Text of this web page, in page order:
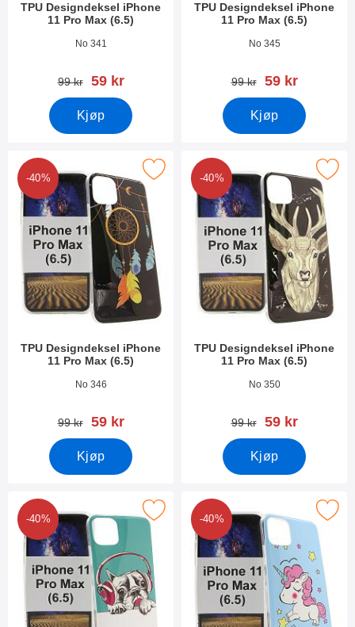
TPU Designdeksel iPhone
11 Pro Max (6.5)
Varenummer 33392
No 341
gammel pris
99 kr ny pris
59 kr
Kjøp
TPU Designdeksel iPhone
11 Pro Max (6.5)
Varenummer 33389
No 345
gammel pris
99 kr ny pris
59 kr
Kjøp
-40%
TPU Designdeksel iPhone
11 Pro Max (6.5)
Varenummer 33388
No 346
gammel pris
99 kr ny pris
59 kr
Kjøp
tPU Designdeksel iPhone 11 Pro Max (6.5) som favoritt
-40%
TPU Designdeksel iPhone
11 Pro Max (6.5)
Varenummer 33387
No 350
gammel pris
99 kr ny pris
59 kr
Kjøp
Merk tPU Designdeksel iPhone 11
-40%
tPU Designdeksel iPhone 11 Pro Max (6.5) som favoritt
-40%
Merk tPU Designdeksel iPhone 11